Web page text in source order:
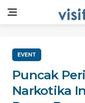
EVENT
Puncak
Narkotika